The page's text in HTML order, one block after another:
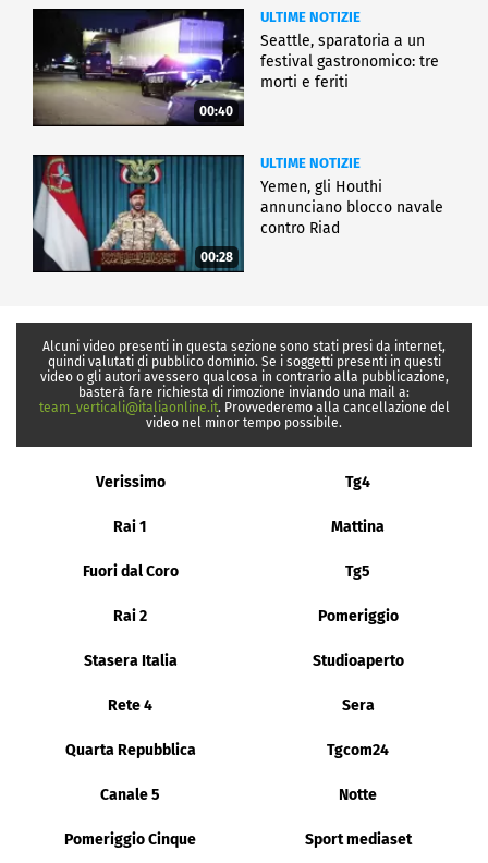
00:40
ULTIME NOTIZIE
Seattle, sparatoria a un
festival gastronomico: tre
morti e feriti
00:28
ULTIME NOTIZIE
Yemen, gli Houthi
annunciano blocco navale
contro Riad
Alcuni video presenti in questa sezione sono stati presi da internet,
quindi valutati di pubblico dominio. Se i soggetti presenti in questi
video o gli autori avessero qualcosa in contrario alla pubblicazione,
basterà fare richiesta di rimozione inviando una mail a:
team_verticali@italiaonline.it. Provvederemo alla cancellazione del
video nel minor tempo possibile.
Verissimo Tg4
Rai 1 Mattina
Fuori dal Coro Tg5
Rai 2 Pomeriggio
Stasera Italia Studioaperto
Rete 4 Sera
Quarta Repubblica Tgcom24
Canale 5 Notte
Pomeriggio Cinque Sport mediaset